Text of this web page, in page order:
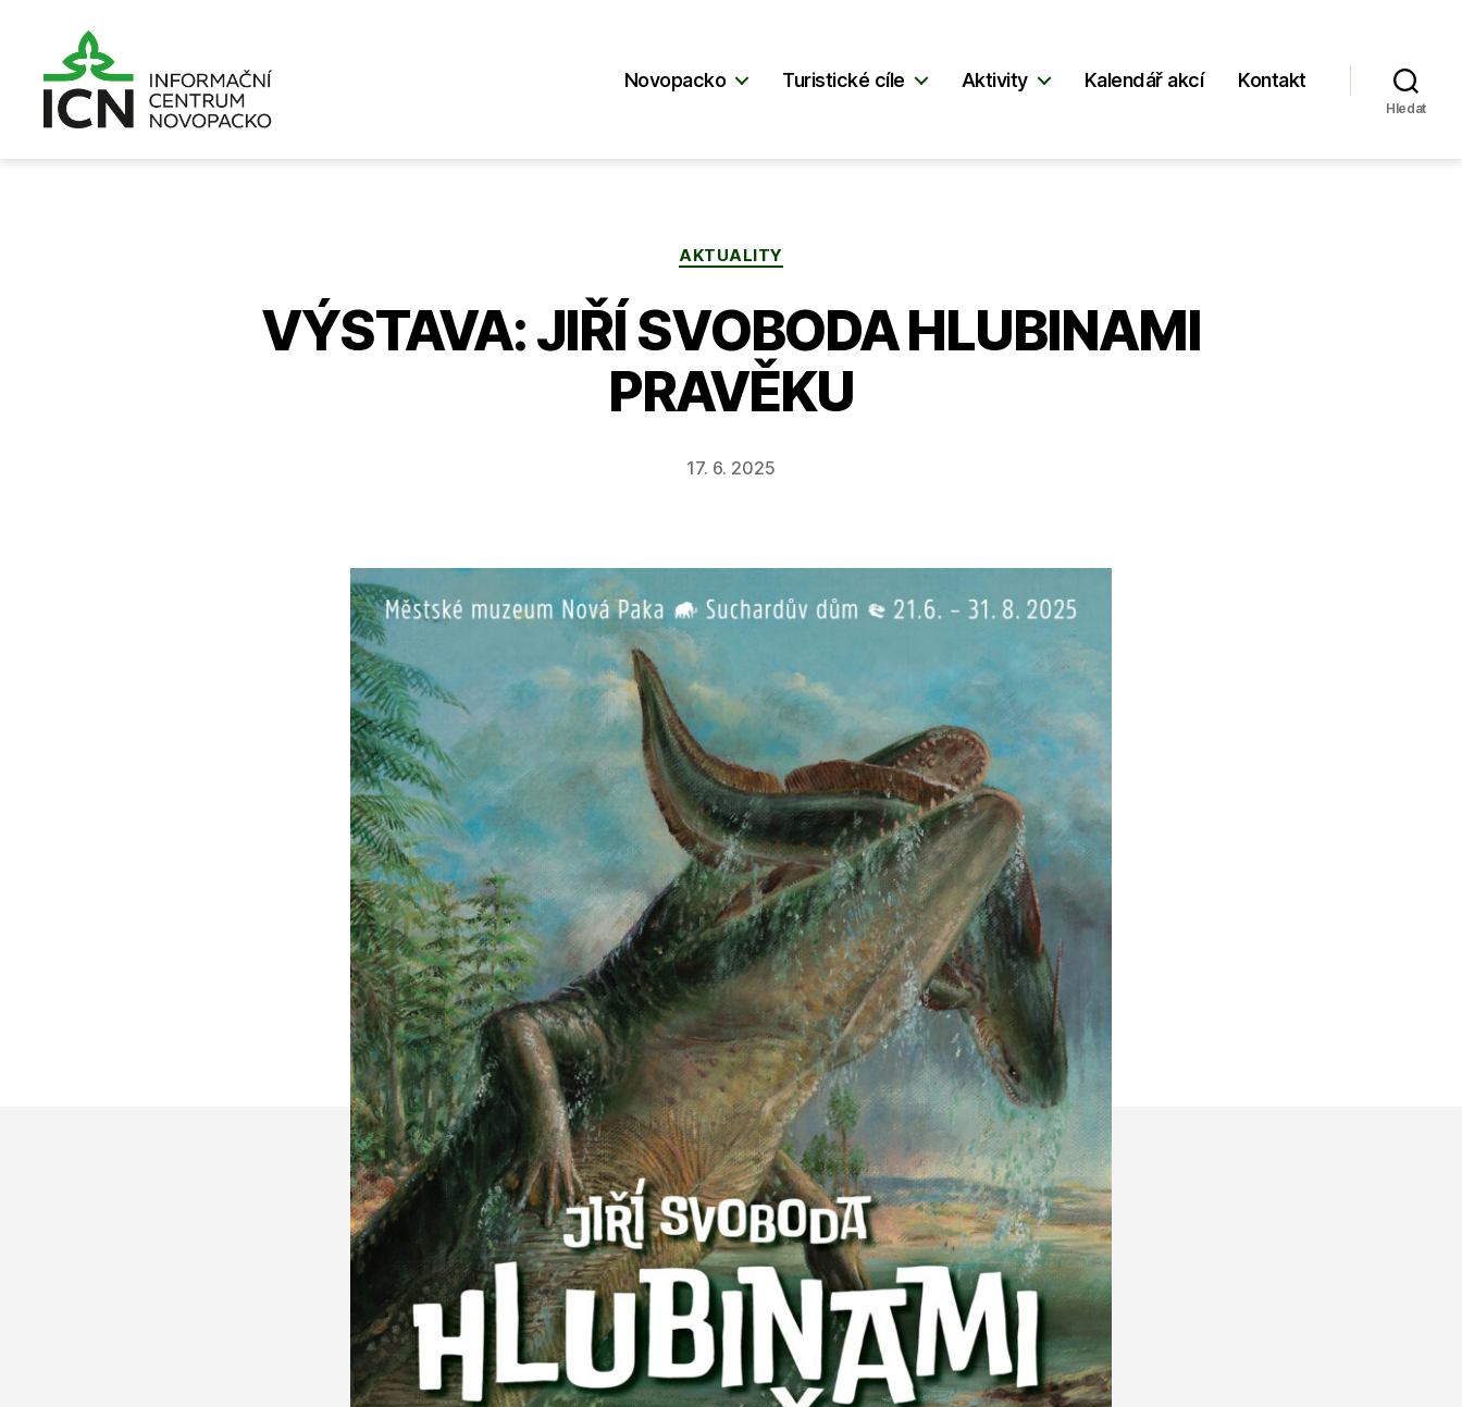
centrum
Novopacko Turistické cíle Aktivity Kalendář akcí Kontakt
Hledat
Rubriky
AKTUALITY
VÝSTAVA: JIŘÍ SVOBODA HLUBINAMI
PRAVĚKU
17. 6. 2025